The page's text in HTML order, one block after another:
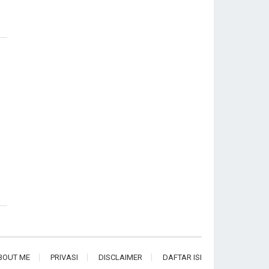
ME PRIVASI DISCLAIMER DAFTAR ISI